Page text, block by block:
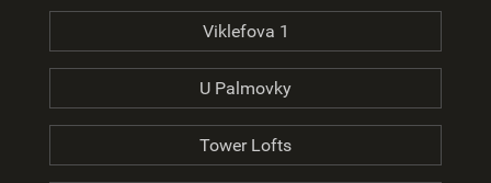
Viklefova 1
U Palmovky
Tower Lofts